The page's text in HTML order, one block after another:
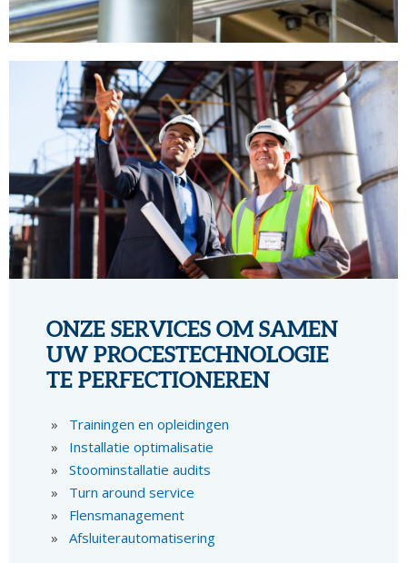
ONZE SERVICES OM SAMEN
UW PROCESTECHNOLOGIE
TE PERFECTIONEREN
Trainingen en opleidingen
Installatie optimalisatie
Stoominstallatie audits
Turn around service
Flensmanagement
Afsluiterautomatisering